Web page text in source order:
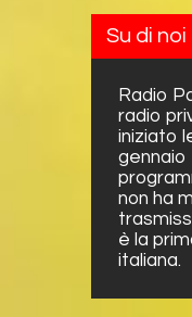
Su di noi
Radio
radio
iniziato
gennaio
non ha
è la
italiana.